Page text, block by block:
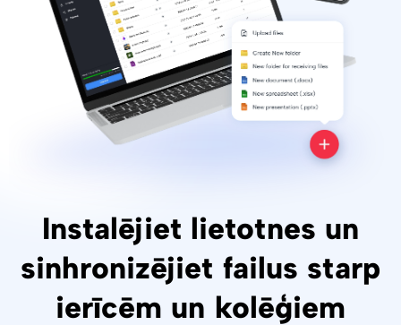
Instalējiet lietotnes un
sinhronizējiet failus starp
ierīcēm un kolēģiem